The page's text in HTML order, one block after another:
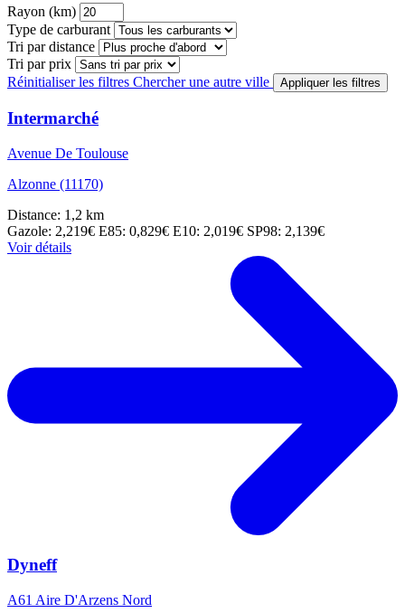
Rayon (km)
Type de carburant
Tri par distance
Tri par prix
Réinitialiser les filtres Chercher une autre ville Appliquer les filtres
Intermarché
Avenue De Toulouse
Alzonne (11170)
Distance: 1,2 km
Gazole: 2,219€ E85: 0,829€ E10: 2,019€ SP98: 2,139€
Voir détails
Dyneff
A61 Aire D'Arzens Nord